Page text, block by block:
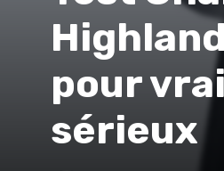
pour
sérieux